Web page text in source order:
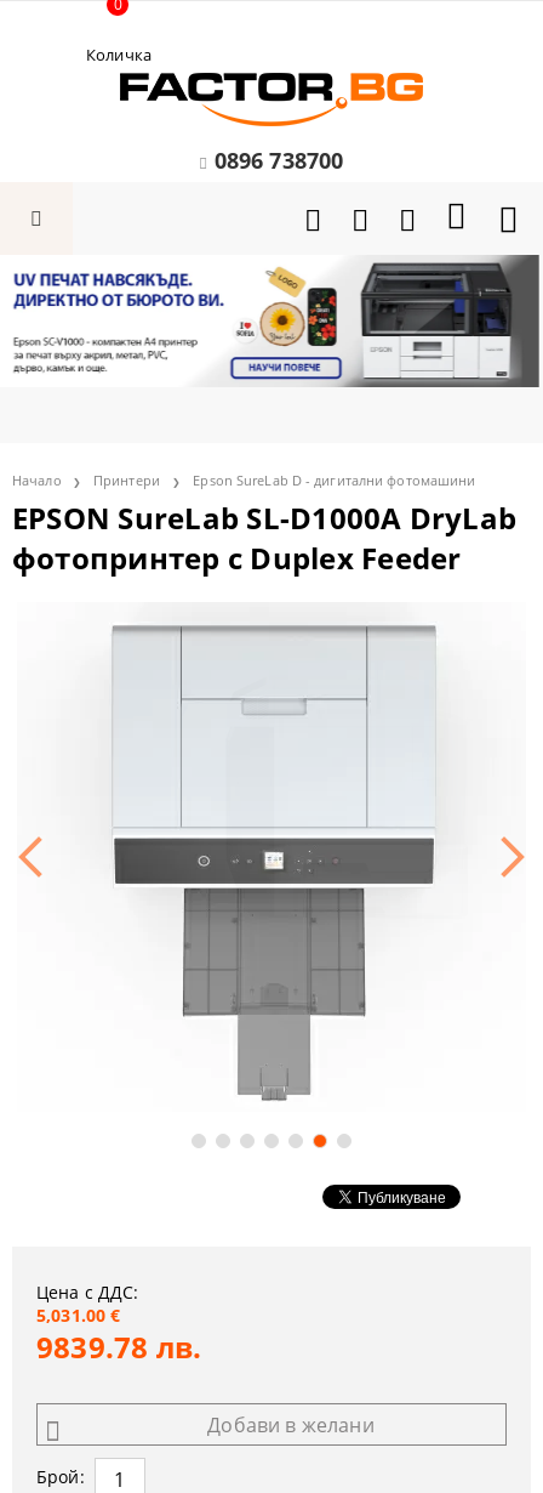
Количка
0
0896 738700
Начало Принтери Epson SureLab D - дигитални фотомашини
EPSON SureLab SL-D1000A DryLab
фотопринтер с Duplex Feeder
Цена с ДДС:
5,031.00 €
9839.78 лв.
Добави в желани
Брой: